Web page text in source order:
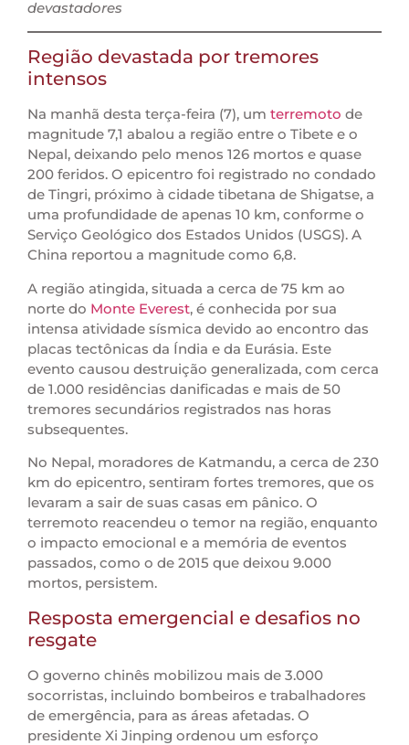
devastadores
Região devastada por tremores
intensos
Na manhã desta terça-feira (7), um terremoto de
magnitude 7,1 abalou a região entre o Tibete e o
Nepal, deixando pelo menos 126 mortos e quase
200 feridos. O epicentro foi registrado no condado
de Tingri, próximo à cidade tibetana de Shigatse, a
uma profundidade de apenas 10 km, conforme o
Serviço Geológico dos Estados Unidos (USGS). A
China reportou a magnitude como 6,8.
A região atingida, situada a cerca de 75 km ao
norte do Monte Everest, é conhecida por sua
intensa atividade sísmica devido ao encontro das
placas tectônicas da Índia e da Eurásia. Este
evento causou destruição generalizada, com cerca
de 1.000 residências danificadas e mais de 50
tremores secundários registrados nas horas
subsequentes.
No Nepal, moradores de Katmandu, a cerca de 230
km do epicentro, sentiram fortes tremores, que os
levaram a sair de suas casas em pânico. O
terremoto reacendeu o temor na região, enquanto
o impacto emocional e a memória de eventos
passados, como o de 2015 que deixou 9.000
mortos, persistem.
Resposta emergencial e desafios no
resgate
O governo chinês mobilizou mais de 3.000
socorristas, incluindo bombeiros e trabalhadores
de emergência, para as áreas afetadas. O
presidente Xi Jinping ordenou um esforço